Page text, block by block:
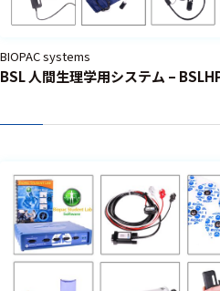
BIOPAC systems
BSL 人間生理学用システム –